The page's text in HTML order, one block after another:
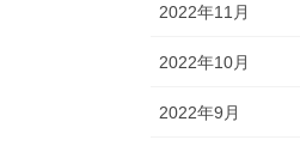
2022年11月
2022年10月
2022年9月